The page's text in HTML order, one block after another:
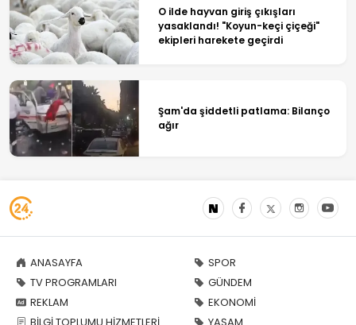
O ilde hayvan giriş çıkışları
yasaklandı! "Koyun-keçi çiçeği"
ekipleri harekete geçirdi
Şam'da şiddetli patlama: Bilanço
ağır
ANASAYFA
TV PROGRAMLARI
REKLAM
BİLGİ TOPLUMU HİZMETLERİ
SPOR
GÜNDEM
EKONOMİ
YAŞAM